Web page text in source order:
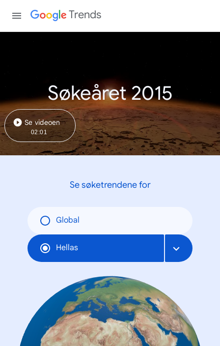
Trends
Søkeåret 2015
Se videoen
02:01
Se søketrendene for
Global
Hellas